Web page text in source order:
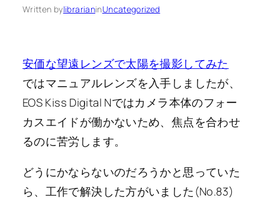
Written bylibrarianinUncategorized
安価な望遠レンズで太陽を撮影してみた
ではマニュアルレンズを入手しましたが、
EOS Kiss Digital Nではカメラ本体のフォー
カスエイドが働かないため、焦点を合わせ
るのに苦労します。
どうにかならないのだろうかと思っていた
ら、工作で解決した方がいました(No.83)